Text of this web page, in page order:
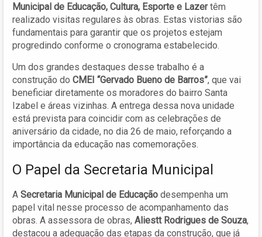
Municipal de Educação, Cultura, Esporte e Lazertêm
realizado visitas regulares às obras. Estas vistorias são
fundamentais para garantir que os projetos estejam
progredindo conforme o cronograma estabelecido.
Um dos grandes destaques desse trabalho é a
construção do CMEI “Gervado Bueno de Barros”, que vai
beneficiar diretamente os moradores do bairro Santa
Izabel e áreas vizinhas. A entrega dessa nova unidade
está prevista para coincidir com as celebrações de
aniversário da cidade, no dia 26 de maio, reforçando a
importância da educação nas comemorações.
O Papel da Secretaria Municipal
A Secretaria Municipal de Educação desempenha um
papel vital nesse processo de acompanhamento das
obras. A assessora de obras, Aliestt Rodrigues de Souza,
destacou a adequação das etapas da construção, que já